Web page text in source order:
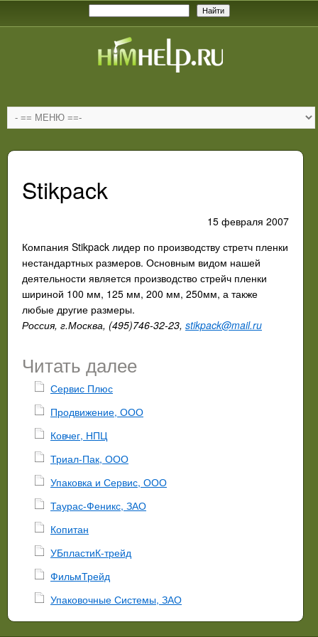
Stikpack
15 февраля 2007
Компания Stikpack лидер по производству стретч пленки
нестандартных размеров. Основным видом нашей
деятельности является производство стрейч пленки
шириной 100 мм, 125 мм, 200 мм, 250мм, а также
любые другие размеры.
Россия, г.Москва, (495)746-32-23, stikpack@mail.ru
Читать далее
Сервис Плюс
Продвижение, ООО
Ковчег, НПЦ
Триал-Пак, ООО
Упаковка и Сервис, ООО
Таурас-Феникс, ЗАО
Копитан
УБпластиК-трейд
ФильмТрейд
Упаковочные Системы, ЗАО